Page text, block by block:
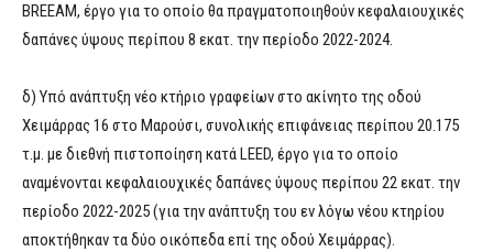
BREEAM, έργο για το οποίο θα πραγματοποιηθούν κεφαλαιουχικές
δαπάνες ύψους περίπου 8 εκατ. την περίοδο 2022-2024.
δ) Υπό ανάπτυξη νέο κτήριο γραφείων στο ακίνητο της οδού
Χειμάρρας 16 στο Μαρούσι, συνολικής επιφάνειας περίπου 20.175
τ.μ. με διεθνή πιστοποίηση κατά LEED, έργο για το οποίο
αναμένονται κεφαλαιουχικές δαπάνες ύψους περίπου 22 εκατ. την
περίοδο 2022-2025 (για την ανάπτυξη του εν λόγω νέου κτηρίου
αποκτήθηκαν τα δύο οικόπεδα επί της οδού Χειμάρρας).